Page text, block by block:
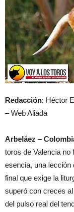
Redacción: Héctor
– Web Aliada
Arbeláez –
toros de Valencia no
esencia, una lección
final que exige la
superó con creces
del pulso real del